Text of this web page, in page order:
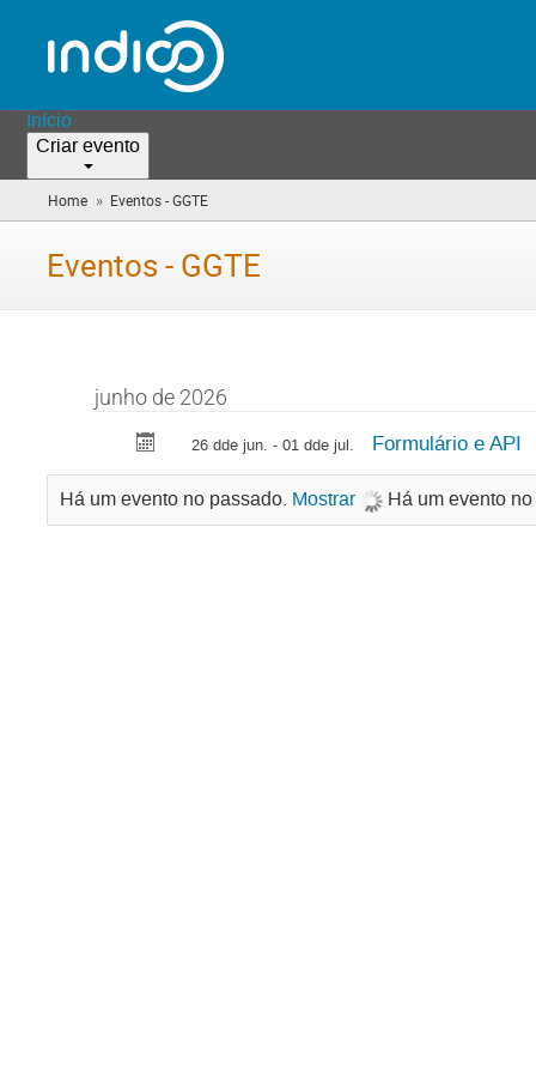
Início
Criar evento
Home » Eventos - GGTE
are
Eventos - GGTE
junho de 2026
26 dde jun. - 01 dde jul. Formulário e API
Há um evento no passado. Mostrar Há um evento